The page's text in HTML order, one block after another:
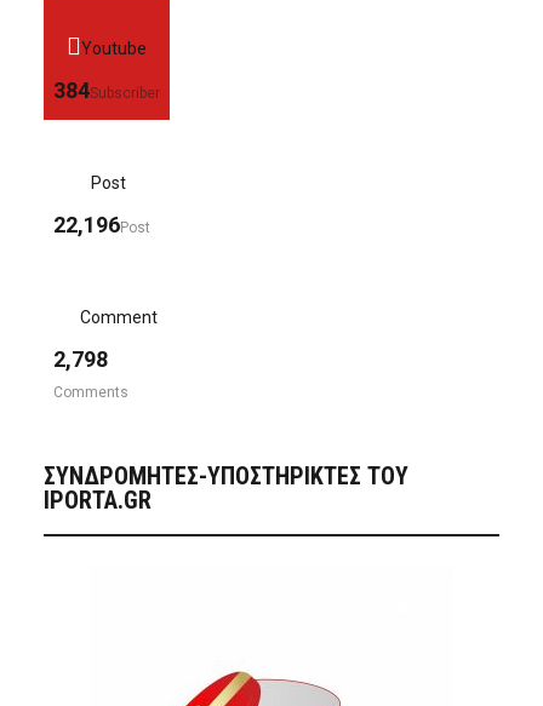
Youtube
384Subscriber
Post
22,196Post
Comment
2,798
Comments
ΣΥΝΔΡΟΜΗΤΈΣ-ΥΠΟΣΤΗΡΙΚΤΈΣ ΤΟΥ
IPORTA.GR